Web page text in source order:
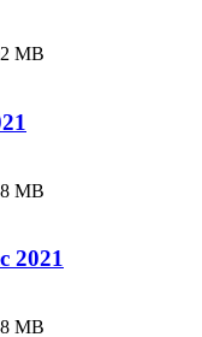
MB
MB
2021
MB